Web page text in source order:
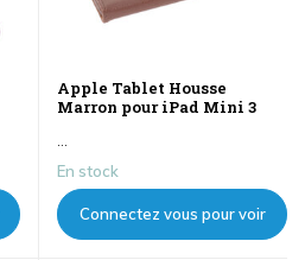
Apple Tablet Housse
Marron pour iPad Mini 3
En stock
Connectez vous pour voir